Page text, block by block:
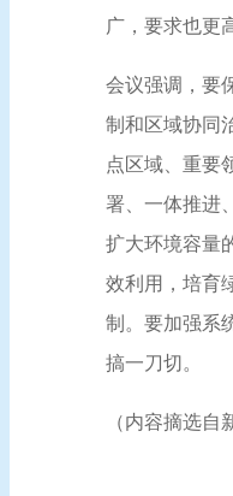
广，要求也更
会议强调，要
制和区域协同
点区域、重要
署、一体推进
扩大环境容量
效利用，培育
制。要加强系
搞一刀切。
（内容摘选